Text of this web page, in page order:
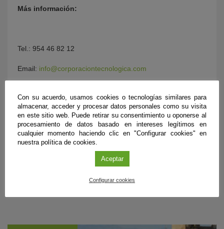
Más información:
Tel.: 954 46 82 12
Email: info@corporaciontecnologica.com
Con su acuerdo, usamos cookies o tecnologías similares para
almacenar, acceder y procesar datos personales como su visita
en este sitio web. Puede retirar su consentimiento u oponerse al
procesamiento de datos basado en intereses legítimos en
cualquier momento haciendo clic en "Configurar cookies" en
nuestra política de cookies.
Aceptar
Configurar cookies